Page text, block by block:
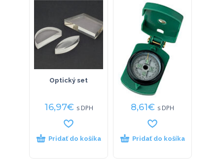
Optický set
16,97€ s DPH
Pridať do košíka
Kompas Konuspoint-
6
8,61€ s DPH
Pridať do košíka